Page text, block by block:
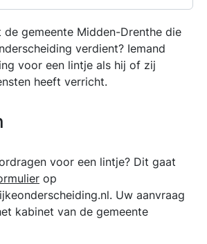
de gemeente Midden-Drenthe die
verdient? Iemand
voor een lintje als hij of zij
heeft verricht.
voor een lintje? Dit gaat
op
Uw aanvraag
kabinet van de gemeente